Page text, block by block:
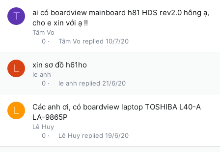
T
ai có boardview mainboard h81 HDS rev2.0 hông ạ,
cho e xin với ạ !!
Tâm Vo
0
10/7/20
Tâm Vo
L xin sơ đồ h61ho
le anh
0
21/6/20
le anh
L
Các anh ơi, có boardview laptop TOSHIBA L40-A
LA-9865P
Lê Huy
0
19/6/20
Lê Huy